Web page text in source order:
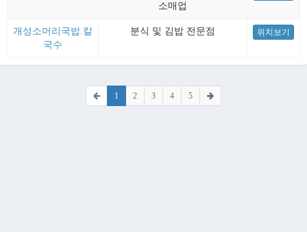
소매업
개성소머리국밥.칼
국수
분식 및 김밥 전문점 위치보기
1 2 3 4 5